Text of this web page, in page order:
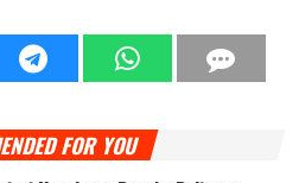
FOR YOU